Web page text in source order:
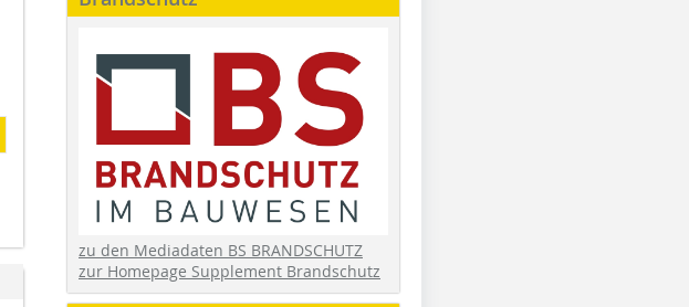
zu den Mediadaten BS BRANDSCHUTZ
zur Homepage Supplement Brandschutz